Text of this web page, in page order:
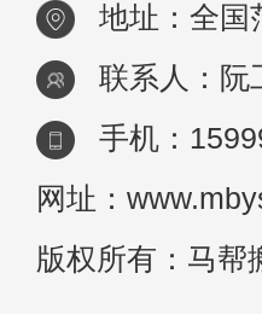
地址：全国
联系人：阮
手机：
网址：
版权所有：马帮